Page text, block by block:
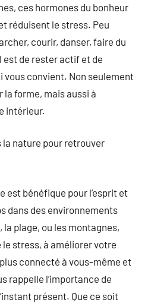
ces hormones du bonheur
réduisent le stress. Peu
courir, danser, faire du
est de rester actif et de
convient. Non seulement
la forme, mais aussi à
intérieur.
la nature pour retrouver
est bénéfique pour l’esprit et
dans des environnements
plage, ou les montagnes,
stress, à améliorer votre
connecté à vous-même et
rappelle l’importance de
présent. Que ce soit